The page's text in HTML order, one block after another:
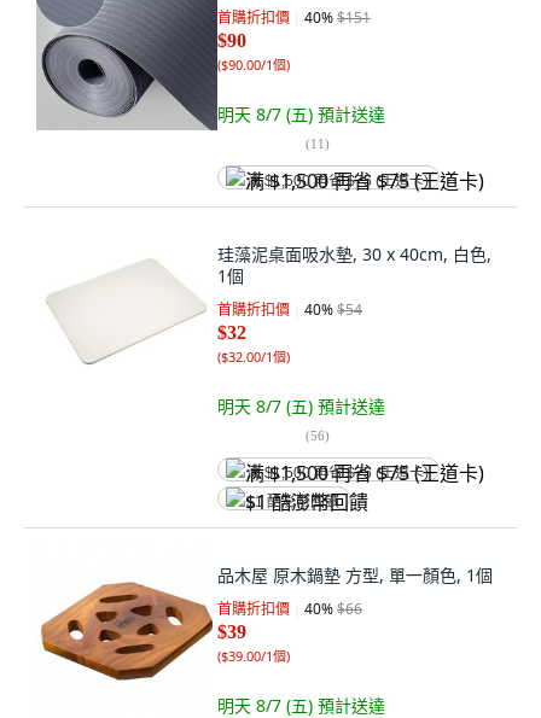
首購折扣價 40%$151
$90
($90.00/1個)
明天 8/7 (五) 預計送達
(11)
满 $1,500 再省 $75 (王道卡)
珪藻泥桌面吸水墊, 30 x 40cm, 白色,
1個
首購折扣價 40%$54
$32
($32.00/1個)
明天 8/7 (五) 預計送達
(56)
满 $1,500 再省 $75 (王道卡)
$1 酷澎幣回饋
品木屋 原木鍋墊 方型, 單一顏色, 1個
首購折扣價 40%$66
$39
($39.00/1個)
明天 8/7 (五) 預計送達